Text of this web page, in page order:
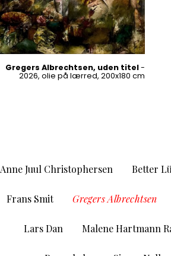
Gregers Albrechtsen, uden titel-
2026, olie på lærred, 200x180 cm
Anne Juul Christophersen Better
Frans Smit Gregers Albrechtsen
Lars Dan Malene Hartmann